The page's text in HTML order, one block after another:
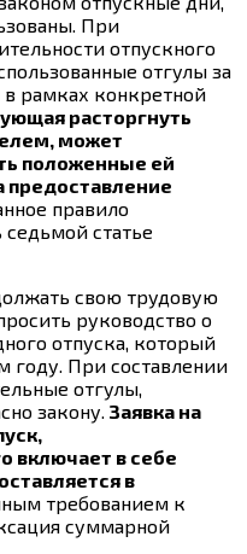
При
отпускного
отгулы за
в рамках конкретной
расторгнуть
может
положенные ей
предоставление
правило
статье
свою трудовую
руководство о
отпуска, который
году. При составлении
отгулы,
закону. Заявка на
включает в себе
в
требованием к
суммарной